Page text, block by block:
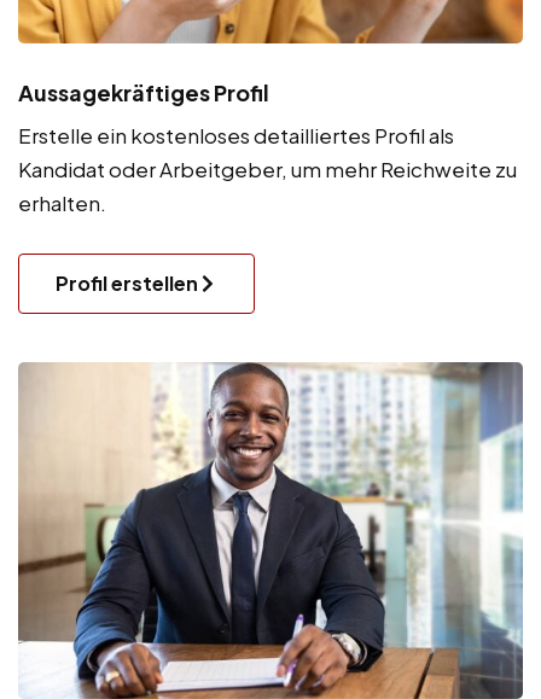
Aussagekräftiges Profil
Erstelle ein kostenloses detailliertes Profil als
Kandidat oder Arbeitgeber, um mehr Reichweite zu
erhalten.
Profil erstellen